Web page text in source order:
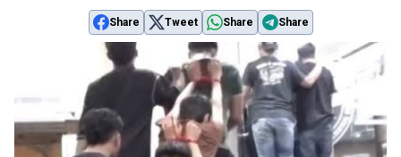
Share Tweet Share Share